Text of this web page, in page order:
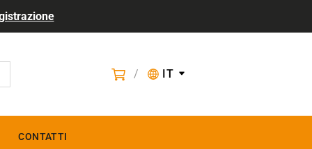
/ IT
CONTATTI